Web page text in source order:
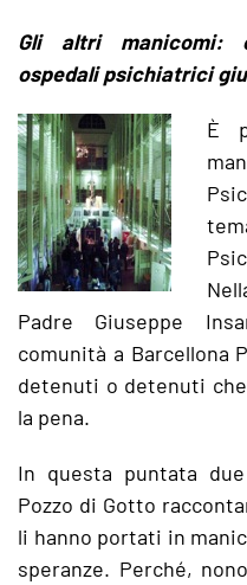
Gli altri manicomi:
ospedali psichiatrici
È
Padre Giuseppe
comunità a Barcellona
detenuti o detenuti
la pena.
In questa puntata
Pozzo di Gotto
li hanno portati in
speranze. Perché,